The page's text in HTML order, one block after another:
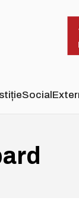
Social